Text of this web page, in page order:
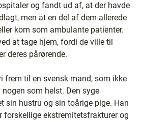
og fandt ud af, at der havde
men at en del af dem allerede
kom som ambulante patienter.
at tage hjem, fordi de ville til
deres pårørende.
frem til en svensk mand, som ikke
som helst. Den syge
sin hustru og sin toårige pige. Han
forskellige ekstremitetsfrakturer og